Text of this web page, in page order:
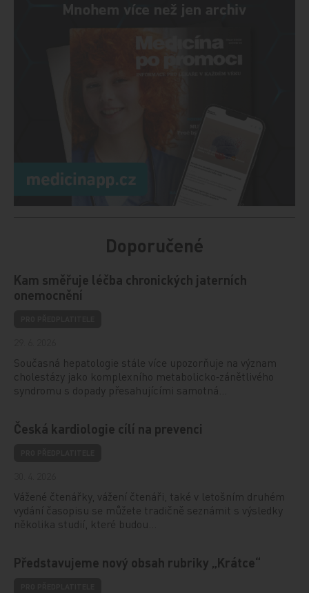
Doporučené
Kam směřuje léčba chronických jaterních
onemocnění
Současná hepatologie stále více upozorňuje na význam
cholestázy jako komplexního metabolicko‑zánětlivého
syndromu s dopady přesahujícími samotná…
Česká kardiologie cílí na prevenci
Vážené čtenářky, vážení čtenáři, také v letošním druhém
vydání časopisu se můžete tradičně seznámit s výsledky
několika studií, které budou…
Představujeme nový obsah rubriky „Krátce“